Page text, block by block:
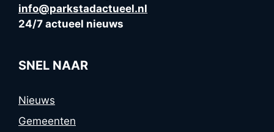
info@parkstadactueel.nl
24/7 actueel nieuws
SNEL NAAR
Nieuws
Gemeenten